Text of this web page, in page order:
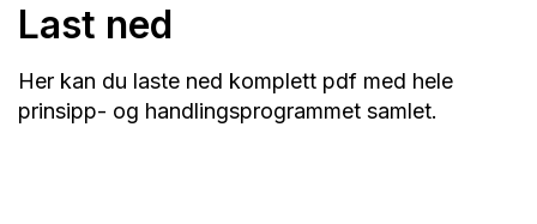
Last ned
Her kan du laste ned komplett pdf med hele
prinsipp- og handlingsprogrammet samlet.